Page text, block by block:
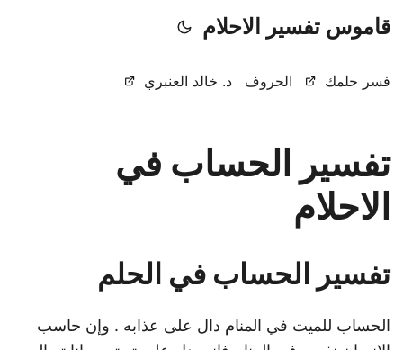
قاموس تفسير الاحلام
فسر حلمك الحروف د. خالد العنبري
تفسير الحساب في
الاحلام
تفسير الحساب في الحلم
الحساب للميت في المنام دال على عذابه . وإن حاسب